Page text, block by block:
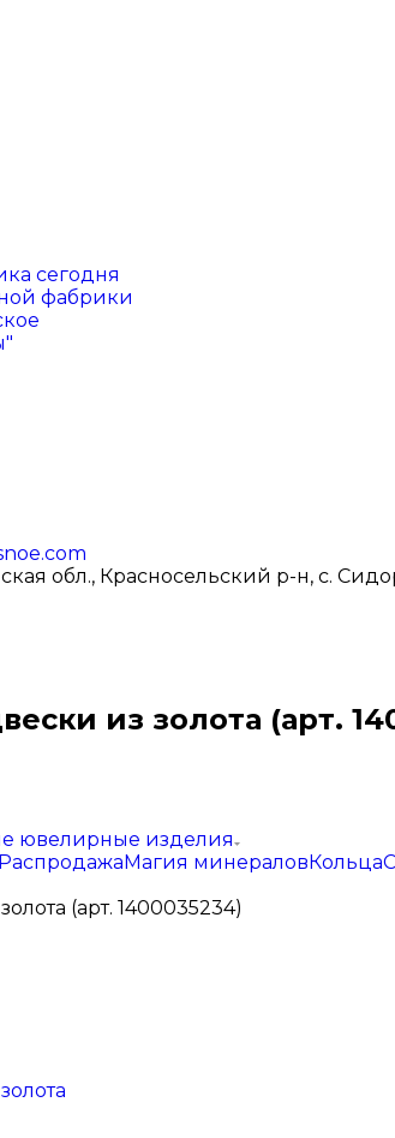
сегодня
фабрики
обл., Красносельский р-н, с.
из золота (арт.
ювелирные изделия
РаспродажаМагия минераловКольца
(арт. 1400035234)